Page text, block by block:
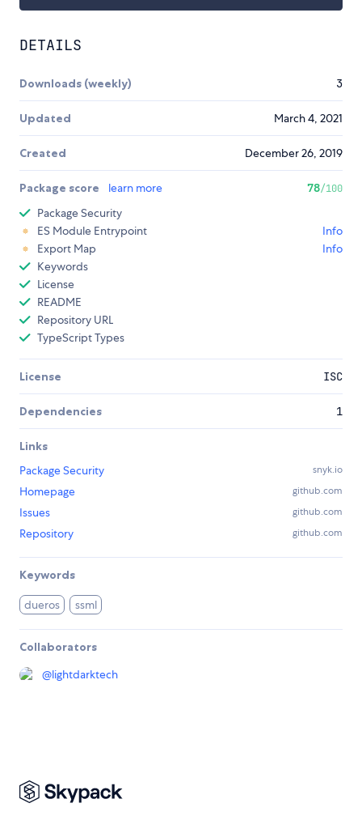
DETAILS
Downloads (weekly) 3
Updated March 4, 2021
Created December 26, 2019
Package score learn more 78/100
Package Security
ES Module Entrypoint
Info
Export Map
Info
Keywords
License
README
Repository URL
TypeScript Types
License ISC
Dependencies 1
Links
Package Security
snyk.io
Homepage github.com
Issues github.com
Repository github.com
Keywords
dueros ssml
Collaborators
@lightdarktech